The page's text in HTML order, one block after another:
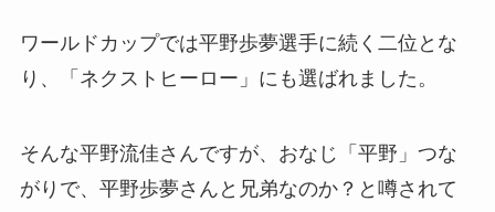
ワールドカップでは平野歩夢選手に続く二位とな
り、「ネクストヒーロー」にも選ばれました。
そんな平野流佳さんですが、おなじ「平野」つな
がりで、平野歩夢さんと兄弟なのか？と噂されて